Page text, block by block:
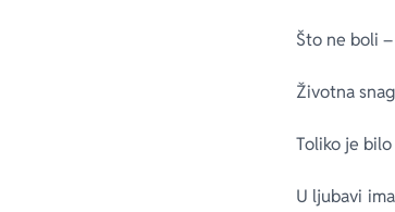
Što ne bo­li
Ži­vot­na
To­li­ko je
U lju­ba­vi